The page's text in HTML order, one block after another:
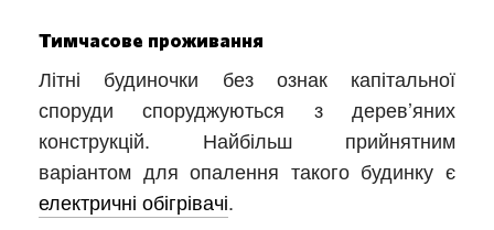
Тимчасове проживання
Літні будиночки без ознак капітальної
споруди споруджуються з дерев’яних
конструкцій. Найбільш прийнятним
варіантом для опалення такого будинку є
електричні обігрівачі.